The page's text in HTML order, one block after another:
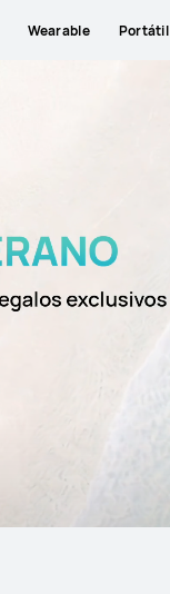
Wearable Portátil